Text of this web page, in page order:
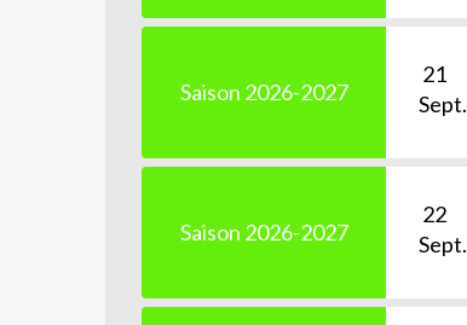
Saison 2026-2027
21
Sept.
Saison 2026-2027
22
Sept.